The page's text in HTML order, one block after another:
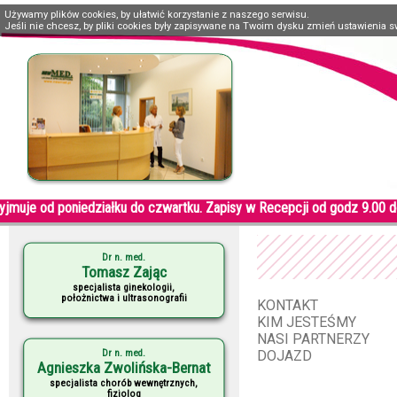
od poniedziałku do czwartku. Zapisy w Recepcji od godz 9.00
Dr n. med.
Tomasz Zając
specjalista ginekologii,
położnictwa i ultrasonografii
Dr n. med.
Agnieszka Zwolińska-Bernat
specjalista chorób wewnętrznych,
fizjolog
KONTAKT
KIM JESTEŚMY
NASI PARTNERZY
DOJAZD
Używamy plików cookies, by ułatwić korzystanie z naszego serwisu.
Jeśli nie chcesz, by pliki cookies były zapisywane na Twoim dysku zmień ustawienia